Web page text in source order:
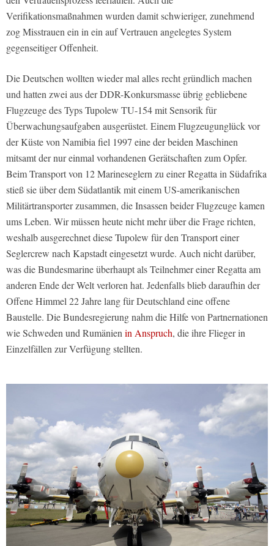
Verifikationsmaßnahmen wurden damit schwieriger, zunehmend
zog Misstrauen ein in ein auf Vertrauen angelegtes System
gegenseitiger Offenheit.
Die Deutschen wollten wieder mal alles recht gründlich machen
und hatten zwei aus der DDR-Konkursmasse übrig gebliebene
Flugzeuge des Typs Tupolew TU-154 mit Sensorik für
Überwachungsaufgaben ausgerüstet. Einem Flugzeugunglück vor
der Küste von Namibia fiel 1997 eine der beiden Maschinen
mitsamt der nur einmal vorhandenen Gerätschaften zum Opfer.
Beim Transport von 12 Marineseglern zu einer Regatta in Südafrika
stieß sie über dem Südatlantik mit einem US-amerikanischen
Militärtransporter zusammen, die Insassen beider Flugzeuge kamen
ums Leben. Wir müssen heute nicht mehr über die Frage richten,
weshalb ausgerechnet diese Tupolew für den Transport einer
Seglercrew nach Kapstadt eingesetzt wurde. Auch nicht darüber,
was die Bundesmarine überhaupt als Teilnehmer einer Regatta am
anderen Ende der Welt verloren hat. Jedenfalls blieb daraufhin der
Offene Himmel 22 Jahre lang für Deutschland eine offene
Baustelle. Die Bundesregierung nahm die Hilfe von Partnernationen
wie Schweden und Rumänienin Anspruch, die ihre Flieger in
Einzelfällen zur Verfügung stellten.